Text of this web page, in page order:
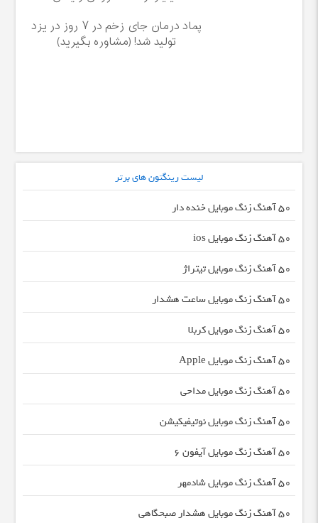
پماد درمان جای زخم در ۷ روز در یزد
تولید شد! (مشاوره بگیرید)
لیست رینگتون های برتر
50 آهنگ زنگ موبایل خنده دار
50 آهنگ زنگ موبایل ios
50 آهنگ زنگ موبایل تیتراژ
50 آهنگ زنگ موبایل ساعت هشدار
50 آهنگ زنگ موبایل کربلا
50 آهنگ زنگ موبایل Apple
50 آهنگ زنگ موبایل مداحی
50 آهنگ زنگ موبایل نوتیفیکیشن
50 آهنگ زنگ موبایل آیفون 6
50 آهنگ زنگ موبایل شادمهر
50 آهنگ زنگ موبایل هشدار صبحگاهی